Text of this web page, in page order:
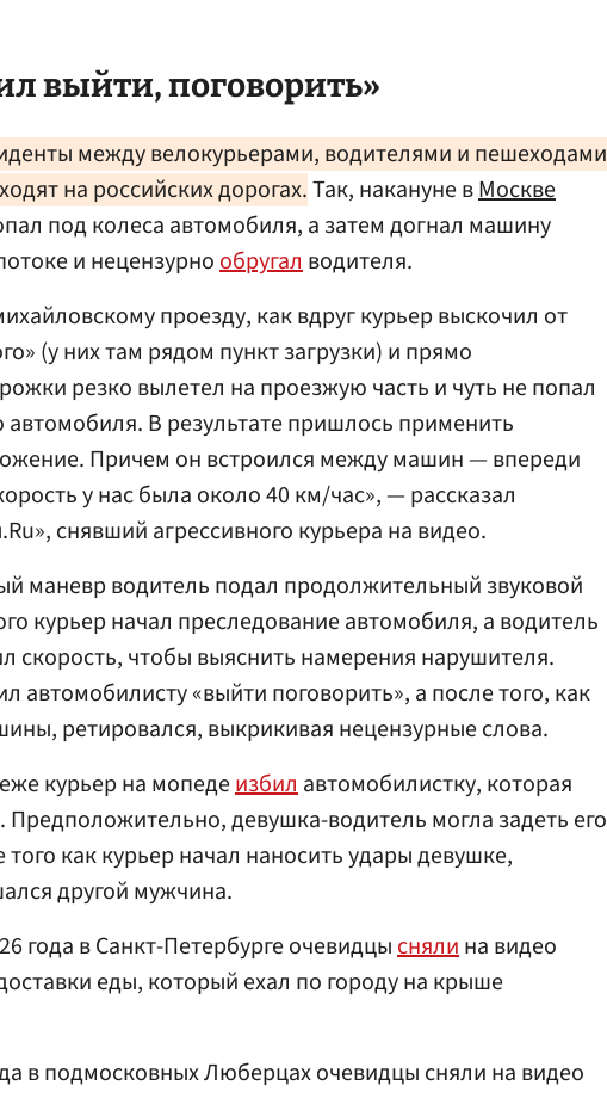
выйти, поговорить»
между велокурьерами, водителями и пешеходами
на российских дорогах.Так, накануне вМоскве
под колеса автомобиля, а затем догнал машину
и нецензурнообругалводителя.
проезду, как вдруг курьер выскочил от
(у них там рядом пункт загрузки) и прямо
резко вылетел на проезжую часть и чуть не попал
автомобиля. В результате пришлось применить
Причем он встроился между машин — впереди
у нас была около 40 км/час», — рассказал
снявший агрессивного курьера на видео.
маневр водитель подал продолжительный звуковой
курьер начал преследование автомобиля, а водитель
скорость, чтобы выяснить намерения нарушителя.
автомобилисту «выйти поговорить», а после того, как
ретировался, выкрикивая нецензурные слова.
курьер на мопедеизбилавтомобилистку, которая
Предположительно, девушка-водитель могла задеть его
как курьер начал наносить удары девушке,
другой мужчина.
года в Санкт-Петербурге очевидцыснялина видео
еды, который ехал по городу на крыше
в подмосковных Люберцах очевидцы сняли на видео